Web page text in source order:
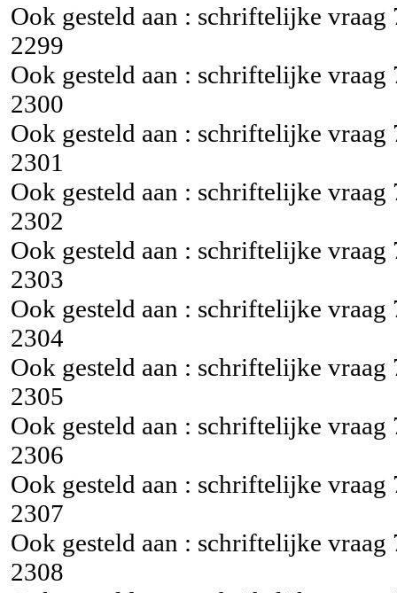
Ook gesteld aan : schriftelijke vraag
2299
Ook gesteld aan : schriftelijke vraag
2300
Ook gesteld aan : schriftelijke vraag
2301
Ook gesteld aan : schriftelijke vraag
2302
Ook gesteld aan : schriftelijke vraag
2303
Ook gesteld aan : schriftelijke vraag
2304
Ook gesteld aan : schriftelijke vraag
2305
Ook gesteld aan : schriftelijke vraag
2306
Ook gesteld aan : schriftelijke vraag
2307
Ook gesteld aan : schriftelijke vraag
2308